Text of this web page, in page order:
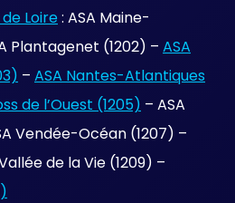
Loire : ASA Maine-
Plantagenet (1202) – ASA
– ASA Nantes-Atlantiques
de l’Ouest (1205) – ASA
Vendée-Océan (1207) –
de la Vie (1209) –